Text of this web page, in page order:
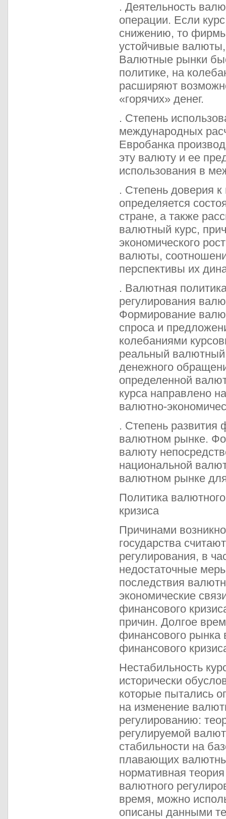
. Деятельность
операции. Если
снижению, то
устойчивые
Валютные рынки
политике, на
расширяют
«горячих» денег.
. Степень
международных
Евробанка
эту валюту и ее
использования в
. Степень доверия
определяется
стране, а также
валютный курс,
экономического
валюты,
перспективы их
. Валютная
регулирования
Формирование
спроса и
колебаниями
реальный валютный
денежного
определенной
курса направлено
валютно-
. Степень развития
валютном рынке.
валюту
национальной
валютном рынке
Политика
кризиса
Причинами
государства
регулирования, в
недостаточные
последствия
экономические
финансового
причин. Долгое
финансового
финансового
Нестабильность
исторически
которые пытались
на изменение
регулированию:
регулируемой
стабильности на
плавающих
нормативная
валютного
время, можно
описаны данными